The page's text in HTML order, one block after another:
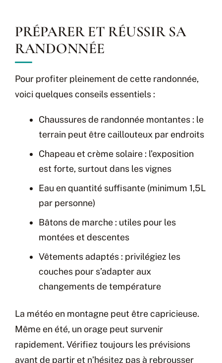
PRÉPARER ET RÉUSSIR SA
RANDONNÉE
Pour profiter pleinement de cette randonnée,
voici quelques conseils essentiels :
Chaussures de randonnée montantes : le
terrain peut être caillouteux par endroits
Chapeau et crème solaire : l’exposition
est forte, surtout dans les vignes
Eau en quantité suffisante (minimum 1,5L
par personne)
Bâtons de marche : utiles pour les
montées et descentes
Vêtements adaptés : privilégiez les
couches pour s’adapter aux
changements de température
La météo en montagne peut être capricieuse.
Même en été, un orage peut survenir
rapidement. Vérifiez toujours les prévisions
avant de partir et n’hésitez pas à rebrousser